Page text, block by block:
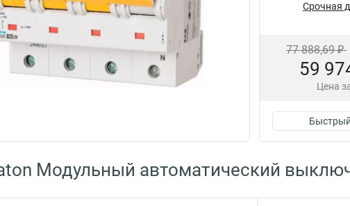
Срочная
77 888,69 ₽
59
Цена
Модульный автоматический